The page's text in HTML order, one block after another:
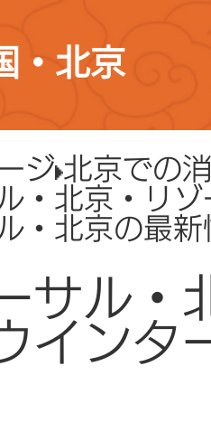
・北京
ジ 北京での
・北京・リ
・北京の最
サル・
インタ